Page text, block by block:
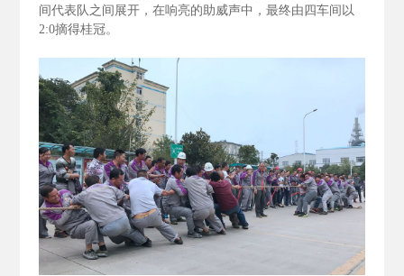
间代表队之间展开，在响亮的助威声中，最终由四车间以
2:0摘得桂冠。